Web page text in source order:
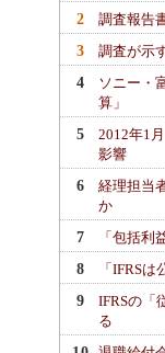
2 調査報告
3 調査が示
4
ソニー・
算」
5
2012年1
影響
6
経理担当
か
7 「包括利
8 「IFRS
9
IFRSの「
る